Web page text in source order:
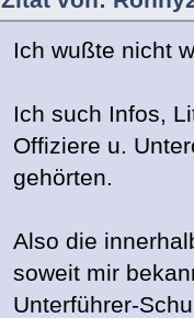
Ich wußte nicht
Ich such Infos,
Offiziere u.
gehörten.
Also die
soweit mir
Unterführer-